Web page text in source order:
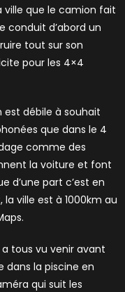
que le camion fait
conduit d’abord un
tout sur son
pour les 4×4
est débile à souhait
que dans le 4
comme des
la voiture et font
d’une part c’est en
la ville est à 1000km au
a tous vu venir avant
dans la piscine en
qui suit les